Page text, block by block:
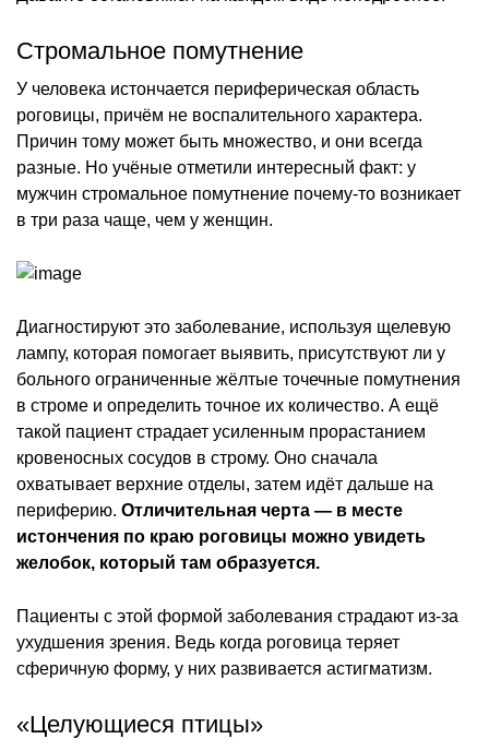
Стромальное помутнение
У человека истончается периферическая область
роговицы, причём не воспалительного характера.
Причин тому может быть множество, и они всегда
разные. Но учёные отметили интересный факт: у
мужчин стромальное помутнение почему-то возникает
в три раза чаще, чем у женщин.
Диагностируют это заболевание, используя щелевую
лампу, которая помогает выявить, присутствуют ли у
больного ограниченные жёлтые точечные помутнения
в строме и определить точное их количество. А ещё
такой пациент страдает усиленным прорастанием
кровеносных сосудов в строму. Оно сначала
охватывает верхние отделы, затем идёт дальше на
периферию. Отличительная черта — в месте
истончения по краю роговицы можно увидеть
желобок, который там образуется.
Пациенты с этой формой заболевания страдают из-за
ухудшения зрения. Ведь когда роговица теряет
сферичную форму, у них развивается астигматизм.
«Целующиеся птицы»